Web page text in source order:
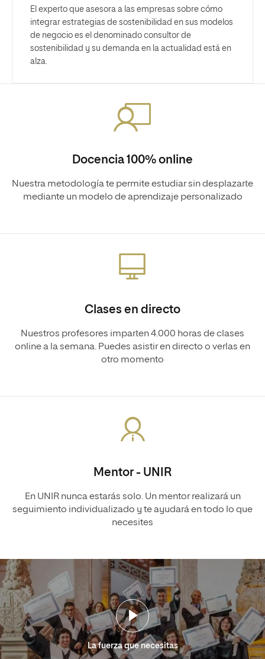
El experto que asesora a las empresas sobre cómo
integrar estrategias de sostenibilidad en sus modelos
de negocio es el denominado consultor de
sostenibilidad y su demanda en la actualidad está en
alza.
Docencia 100% online
Nuestra metodología te permite estudiar sin desplazarte
mediante un modelo de aprendizaje personalizado
Clases en directo
Nuestros profesores imparten 4.000 horas de clases
online a la semana. Puedes asistir en directo o verlas en
otro momento
Mentor - UNIR
En UNIR nunca estarás solo. Un mentor realizará un
seguimiento individualizado y te ayudará en todo lo que
necesites
La fuerza que necesitas